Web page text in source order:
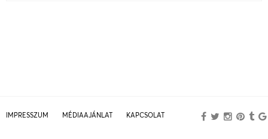
IMPRESSZUM MÉDIAAJÁNLAT KAPCSOLAT